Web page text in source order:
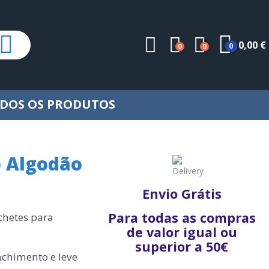
0 0 0,00 €
0
OS PRODUTOS
Algodão
para
e leve
Envio Grátis
Para todas as compras
de valor igual ou
superior a 50€